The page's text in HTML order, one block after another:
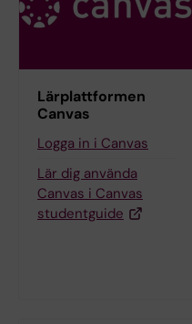
Lärplattformen
Canvas
Logga in i Canvas
Lär dig använda
Canvas i Canvas
studentguide